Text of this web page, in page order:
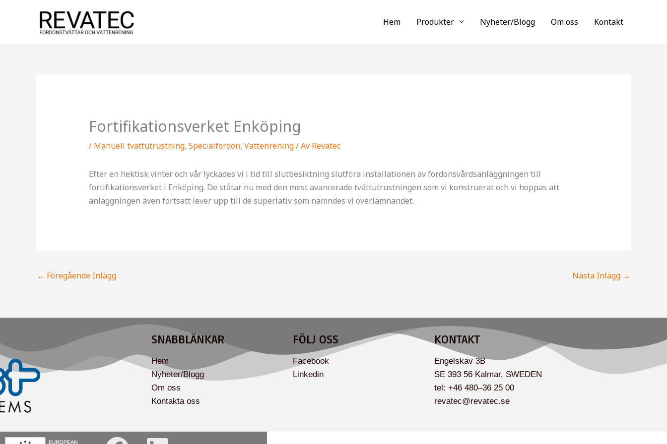
Hem Produkter Nyheter/Blogg Om oss Kontakt
Fortifikationsverket Enköping
/ Manuell tvättutrustning, Specialfordon, Vattenrening/ Av Revatec
Efter en hektisk vinter och vår lyckades vi i tid till slutbesiktning slutföra installationen av fordonsvårdsanläggningen till
fortifikationsverket i Enköping. De ståtar nu med den mest avancerade tvättutrustningen som vi konstruerat och vi hoppas att
anläggningen även fortsatt lever upp till de superlativ som nämndes vi överlämnandet.
← Föregående Inlägg Nästa Inlägg →
SNABBLÄNKAR
Hem
Nyheter/Blogg
Om oss
Kontakta oss
FÖLJ OSS
Facebook
Linkedin
KONTAKT
Engelskav 3B
SE 393 56 Kalmar, SWEDEN
tel: +46 480–36 25 00
revatec@revatec.se